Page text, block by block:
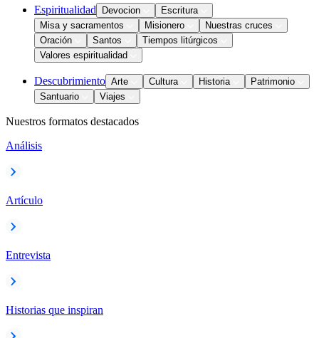
Espiritualidad Devocion
Escritura
Misa y sacramentos
Misionero
Nuestras cruces
Oración
Santos
Tiempos litúrgicos
Valores espiritualidad
Descubrimiento Arte Cultura Historia
Patrimonio
Santuario
Viajes
Nuestros formatos destacados
Análisis
Artículo
Entrevista
Historias que inspiran